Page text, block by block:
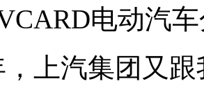
电动汽
上汽集团又